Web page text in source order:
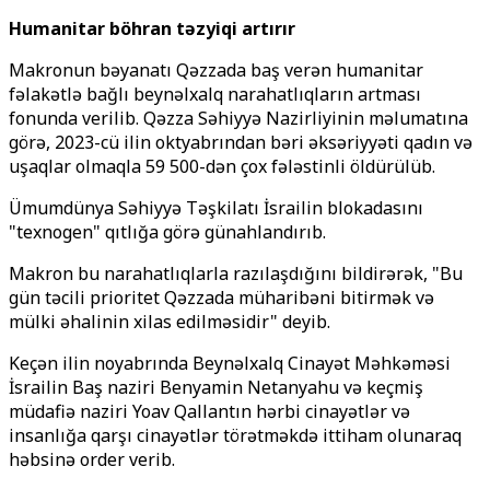
Humanitar böhran təzyiqi artırır
Makronun bəyanatı Qəzzada baş verən humanitar
fəlakətlə bağlı beynəlxalq narahatlıqların artması
fonunda verilib. Qəzza Səhiyyə Nazirliyinin məlumatına
görə, 2023-cü ilin oktyabrından bəri əksəriyyəti qadın və
uşaqlar olmaqla 59 500-dən çox fələstinli öldürülüb.
Ümumdünya Səhiyyə Təşkilatı İsrailin blokadasını
"texnogen" qıtlığa görə günahlandırıb.
Makron bu narahatlıqlarla razılaşdığını bildirərək, "Bu
gün təcili prioritet Qəzzada müharibəni bitirmək və
mülki əhalinin xilas edilməsidir" deyib.
Keçən ilin noyabrında Beynəlxalq Cinayət Məhkəməsi
İsrailin Baş naziri Benyamin Netanyahu və keçmiş
müdafiə naziri Yoav Qallantın hərbi cinayətlər və
insanlığa qarşı cinayətlər törətməkdə ittiham olunaraq
həbsinə order verib.